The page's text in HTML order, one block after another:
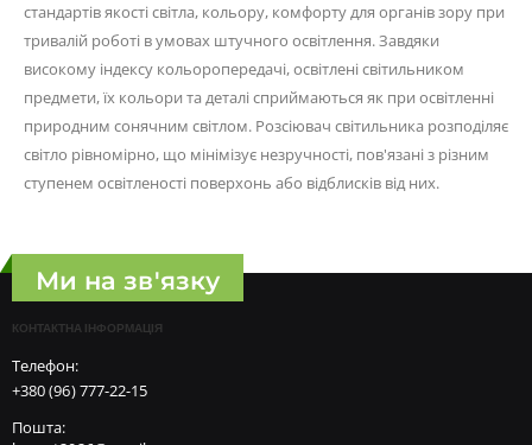
стандартів якості світла, кольору, комфорту для органів зору при
тривалій роботі в умовах штучного освітлення. Завдяки
високому індексу кольоропередачі, освітлені світильником
предмети, їх кольори та деталі сприймаються як при освітленні
природним сонячним світлом. Розсіювач світильника розподіляє
світло рівномірно, що мінімізує незручності, пов'язані з різним
ступенем освітленості поверхонь або відблисків від них.
Ми на зв'язку
КОНТАКТНА ІНФОРМАЦІЯ
Телефон:
+380 (96) 777-22-15
Пошта: